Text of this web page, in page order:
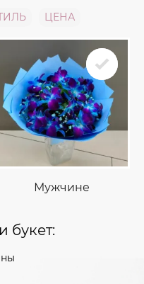
ЦЕНА
Мужчине
букет: